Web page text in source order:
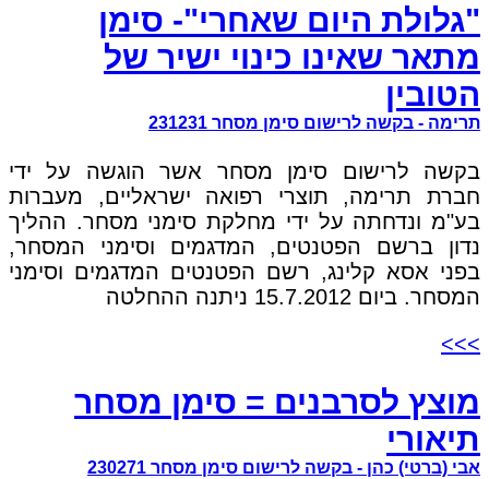
"גלולת היום שאחרי"- סימן
מתאר שאינו כינוי ישיר של
הטובין
תרימה - בקשה לרישום סימן מסחר 231231
בקשה לרישום סימן מסחר אשר הוגשה על ידי
חברת תרימה, תוצרי רפואה ישראליים, מעברות
בע"מ ונדחתה על ידי מחלקת סימני מסחר. ההליך
נדון ברשם הפטנטים, המדגמים וסימני המסחר,
בפני אסא קלינג, רשם הפטנטים המדגמים וסימני
המסחר. ביום 15.7.2012 ניתנה ההחלטה
>>>
מוצץ לסרבנים = סימן מסחר
תיאורי
אבי (ברטי) כהן - בקשה לרישום סימן מסחר 230271